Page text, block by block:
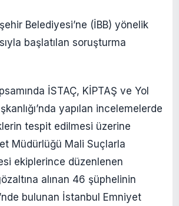
Belediyesi’ne (İBB) yönelik
başlatılan soruşturma
İSTAÇ, KİPTAŞ ve Yol
yapılan incelemelerde
tespit edilmesi üzerine
Müdürlüğü Mali Suçlarla
ekiplerince düzenlenen
alınan 46 şüphelinin
bulunan İstanbul Emniyet